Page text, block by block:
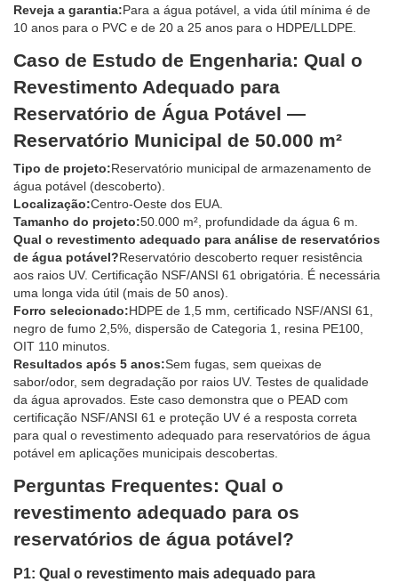
Reveja a garantia:Para a água potável, a vida útil mínima é de
10 anos para o PVC e de 20 a 25 anos para o HDPE/LLDPE.
Caso de Estudo de Engenharia: Qual o
Revestimento Adequado para
Reservatório de Água Potável —
Reservatório Municipal de 50.000 m²
Tipo de projeto:Reservatório municipal de armazenamento de
água potável (descoberto).
Localização:Centro-Oeste dos EUA.
Tamanho do projeto:50.000 m², profundidade da água 6 m.
Qual o revestimento adequado para análise de reservatórios
de água potável?Reservatório descoberto requer resistência
aos raios UV. Certificação NSF/ANSI 61 obrigatória. É necessária
uma longa vida útil (mais de 50 anos).
Forro selecionado:HDPE de 1,5 mm, certificado NSF/ANSI 61,
negro de fumo 2,5%, dispersão de Categoria 1, resina PE100,
OIT 110 minutos.
Resultados após 5 anos:Sem fugas, sem queixas de
sabor/odor, sem degradação por raios UV. Testes de qualidade
da água aprovados. Este caso demonstra que o PEAD com
certificação NSF/ANSI 61 e proteção UV é a resposta correta
para qual o revestimento adequado para reservatórios de água
potável em aplicações municipais descobertas.
Perguntas Frequentes: Qual o
revestimento adequado para os
reservatórios de água potável?
P1: Qual o revestimento mais adequado para